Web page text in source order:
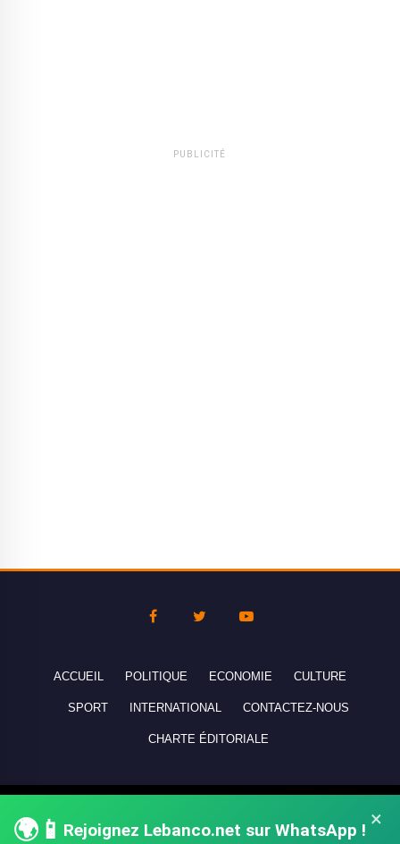
PUBLICITÉ
×
🌍📱 Rejoignez Lebanco.net sur WhatsApp !
ACCUEIL POLITIQUE ECONOMIE CULTURE
SPORT INTERNATIONAL CONTACTEZ-NOUS
CHARTE ÉDITORIALE
réservés - All rights reserved.